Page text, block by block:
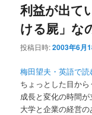
利益が出て
ける屍」な
投稿日時:2003年6月
梅田望夫・英語で
ちょっとした目から
成長と変化の時間が
大学と企業の経営